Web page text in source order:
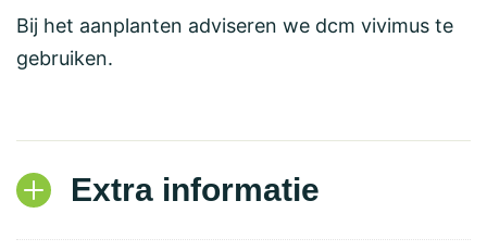
Bij het aanplanten adviseren we dcm vivimus te
gebruiken.
Extra informatie